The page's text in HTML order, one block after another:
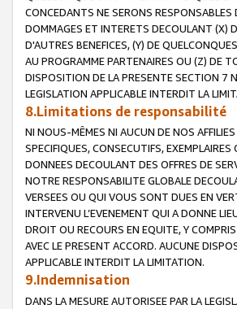
CONCEDANTS NE SERONS
DOMMAGES ET INTERETS DECOULANT (X)
D'AUTRES BENEFICES, (Y) DE
AU PROGRAMME PARTENAIRES OU (Z) DE
DISPOSITION DE LA PRESENTE SECTION 7
LEGISLATION APPLICABLE INTERDIT LA
8.Limitations de responsabilité
NI NOUS-MÊMES NI AUCUN DE NOS
SPECIFIQUES, CONSECUTIFS,
DONNEES DECOULANT DES OFFRES DE
NOTRE RESPONSABILITE GLOBALE
VERSEES OU QUI VOUS SONT DUES EN
INTERVENU L’EVENEMENT QUI A DONNE
DROIT OU RECOURS EN EQUITE, Y
AVEC LE PRESENT ACCORD. AUCUNE
APPLICABLE INTERDIT LA LIMITATION.
9.Indemnisation
DANS LA MESURE AUTORISEE PAR LA